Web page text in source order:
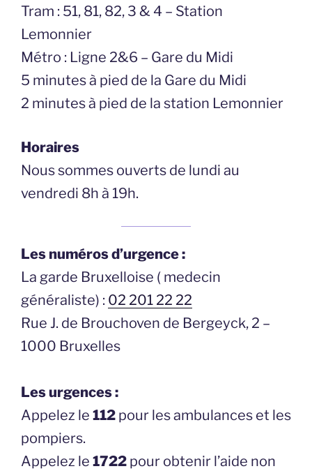
Tram : 51, 81, 82, 3 & 4 – Station
Lemonnier
Métro : Ligne 2&6 – Gare du Midi
5 minutes à pied de la Gare du Midi
2 minutes à pied de la station Lemonnier
Horaires
Nous sommes ouverts de lundi au
vendredi 8h à 19h.
Les numéros d’urgence :
La garde Bruxelloise ( medecin
généraliste) : 02 201 22 22
Rue J. de Brouchoven de Bergeyck, 2 –
1000 Bruxelles
Les urgences :
Appelez le 112 pour les ambulances et les
pompiers.
Appelez le 1722 pour obtenir l’aide non